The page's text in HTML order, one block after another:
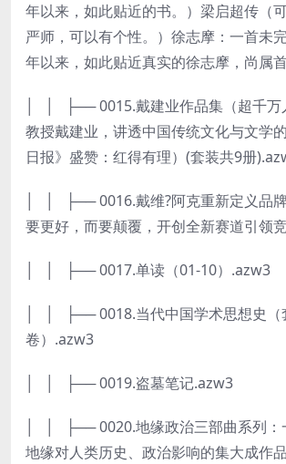
年以来，如此贴近的书。）梁启超传（
严师，可以有个性。）徐志摩：一首未
年以来，如此贴近真实的徐志摩，尚属
│ │ ├── 0015.戴建业作品集（超千万
教授戴建业，讲透中国传统文化与文学
日报》盛赞：红得有理）(套装共9册
│ │ ├── 0016.戴维?阿克重新定义品
要更好，而要颠覆，开创全新赛道引领
│ │ ├── 0017.单读（01-10）.azw3
│ │ ├── 0018.当代中国学术思想史（
卷）.azw3
│ │ ├── 0019.盗墓笔记.azw3
│ │ ├── 0020.地缘政治三部曲系列：
地缘对人类历史、政治影响的集大成作